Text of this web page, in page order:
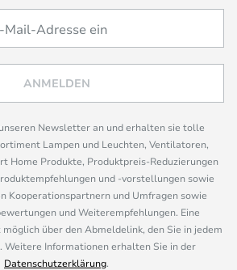
ANMELDEN
Newsletter an und erhalten sie tolle
Lampen und Leuchten, Ventilatoren,
Home Produkte, Produktpreis-Reduzierungen
und -vorstellungen sowie
Kooperationspartnern und Umfragen sowie
und Weiterempfehlungen. Eine
über den Abmeldelink, den Sie in jedem
Weitere Informationen erhalten Sie in der
Datenschutzerklärung.